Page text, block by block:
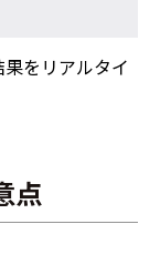
をリアルタイ
点